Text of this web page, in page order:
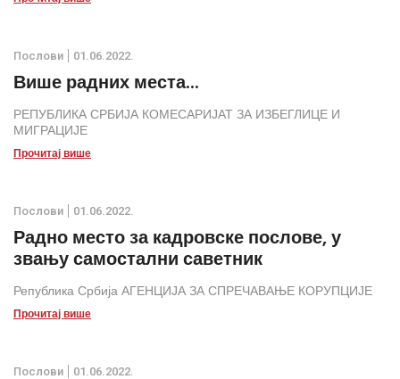
Послови 01.06.2022.
Више радних места...
РЕПУБЛИКА СРБИЈА КОМЕСАРИЈАТ ЗА ИЗБЕГЛИЦЕ И
МИГРАЦИЈЕ
Прочитај више
Послови 01.06.2022.
Радно место за кадровске послове, у
звању самостални саветник
Република Србија АГЕНЦИЈА ЗА СПРЕЧАВАЊЕ КОРУПЦИЈЕ
Прочитај више
Послови 01.06.2022.